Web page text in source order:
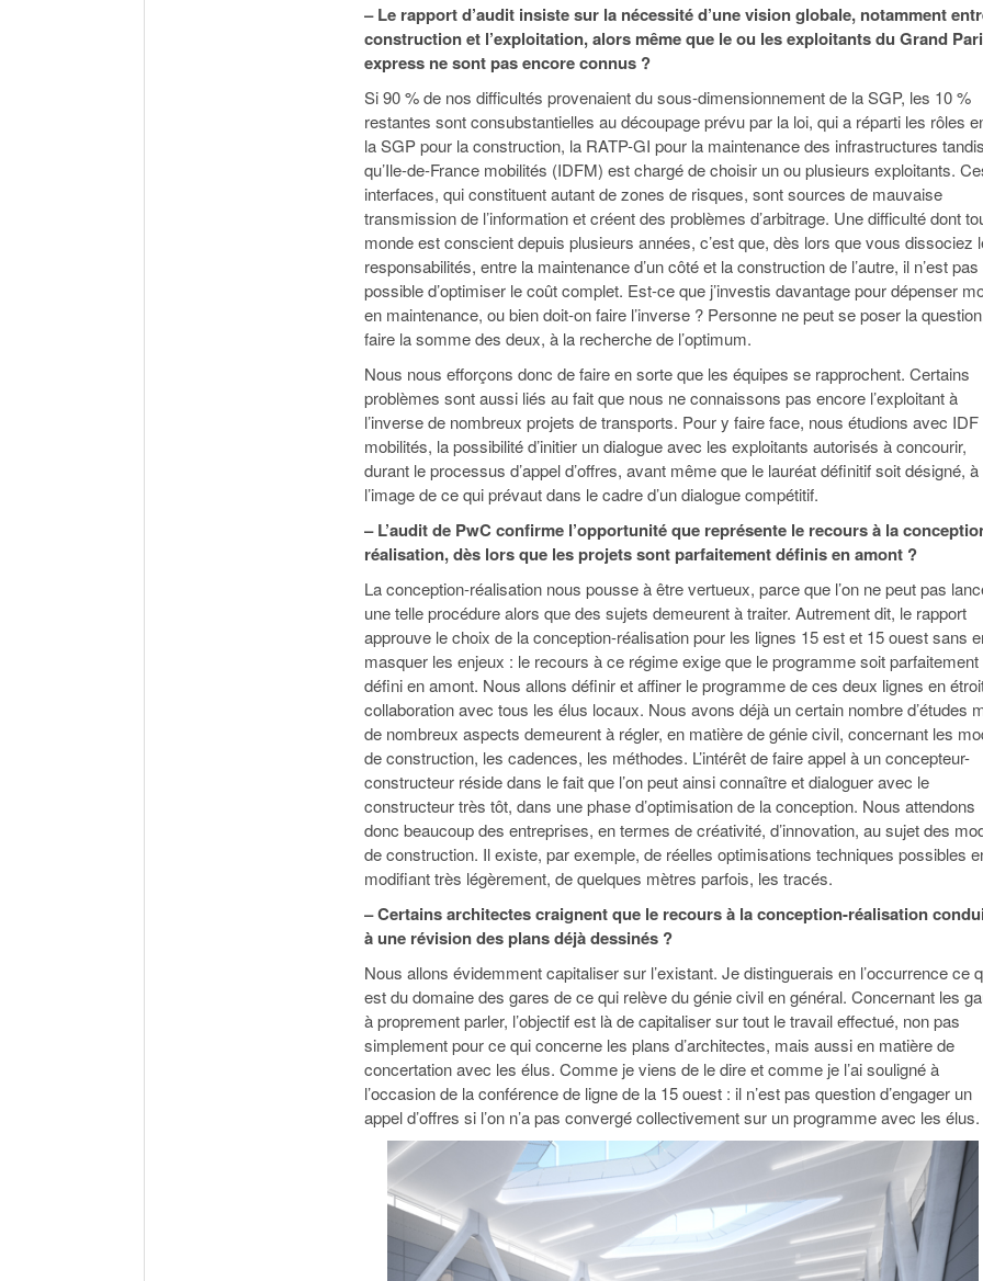
– Le rapport d’audit insiste sur la nécessité d’une vision globale, notamment
construction et l’exploitation, alors même que le ou les exploitants du Grand
express ne sont pas encore connus ?
Si 90 % de nos difficultés provenaient du sous-dimensionnement de la SGP, les 10 %
restantes sont consubstantielles au découpage prévu par la loi, qui a réparti les rôles
la SGP pour la construction, la RATP-GI pour la maintenance des infrastructures tandis
qu’Ile-de-France mobilités (IDFM) est chargé de choisir un ou plusieurs exploitants.
interfaces, qui constituent autant de zones de risques, sont sources de mauvaise
transmission de l’information et créent des problèmes d’arbitrage. Une difficulté dont
monde est conscient depuis plusieurs années, c’est que, dès lors que vous dissociez
responsabilités, entre la maintenance d’un côté et la construction de l’autre, il n’est pas
possible d’optimiser le coût complet. Est-ce que j’investis davantage pour dépenser
en maintenance, ou bien doit-on faire l’inverse ? Personne ne peut se poser la
faire la somme des deux, à la recherche de l’optimum.
Nous nous efforçons donc de faire en sorte que les équipes se rapprochent. Certains
problèmes sont aussi liés au fait que nous ne connaissons pas encore l’exploitant à
l’inverse de nombreux projets de transports. Pour y faire face, nous étudions avec IDF
mobilités, la possibilité d’initier un dialogue avec les exploitants autorisés à concourir,
durant le processus d’appel d’offres, avant même que le lauréat définitif soit désigné, à
l’image de ce qui prévaut dans le cadre d’un dialogue compétitif.
– L’audit de PwC confirme l’opportunité que représente le recours à la
réalisation, dès lors que les projets sont parfaitement définis en amont ?
La conception-réalisation nous pousse à être vertueux, parce que l’on ne peut pas
une telle procédure alors que des sujets demeurent à traiter. Autrement dit, le rapport
approuve le choix de la conception-réalisation pour les lignes 15 est et 15 ouest sans
masquer les enjeux : le recours à ce régime exige que le programme soit parfaitement
défini en amont. Nous allons définir et affiner le programme de ces deux lignes en
collaboration avec tous les élus locaux. Nous avons déjà un certain nombre d’études
de nombreux aspects demeurent à régler, en matière de génie civil, concernant les
de construction, les cadences, les méthodes. L’intérêt de faire appel à un concepteur-
constructeur réside dans le fait que l’on peut ainsi connaître et dialoguer avec le
constructeur très tôt, dans une phase d’optimisation de la conception. Nous attendons
donc beaucoup des entreprises, en termes de créativité, d’innovation, au sujet des
de construction. Il existe, par exemple, de réelles optimisations techniques possibles
modifiant très légèrement, de quelques mètres parfois, les tracés.
– Certains architectes craignent que le recours à la conception-réalisation
à une révision des plans déjà dessinés ?
Nous allons évidemment capitaliser sur l’existant. Je distinguerais en l’occurrence ce
est du domaine des gares de ce qui relève du génie civil en général. Concernant les
à proprement parler, l’objectif est là de capitaliser sur tout le travail effectué, non pas
simplement pour ce qui concerne les plans d’architectes, mais aussi en matière de
concertation avec les élus. Comme je viens de le dire et comme je l’ai souligné à
l’occasion de la conférence de ligne de la 15 ouest : il n’est pas question d’engager un
appel d’offres si l’on n’a pas convergé collectivement sur un programme avec les élus.